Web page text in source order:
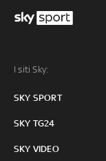
I siti Sky:
SKY SPORT
SKY TG24
SKY VIDEO